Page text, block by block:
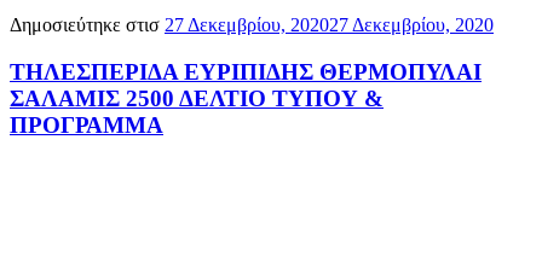
Δημοσιεύτηκε στισ 27 Δεκεμβρίου, 202027 Δεκεμβρίου, 2020
ΤΗΛΕΣΠΕΡΙΔΑ ΕΥΡΙΠΙΔΗΣ ΘΕΡΜΟΠΥΛΑΙ
ΣΑΛΑΜΙΣ 2500 ΔΕΛΤΙΟ ΤΥΠΟΥ &
ΠΡΟΓΡΑΜΜΑ